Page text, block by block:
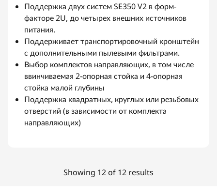
Поддержка двух систем SE350 V2 в форм-
факторе 2U, до четырех внешних источников
питания.
Поддерживает транспортировочный кронштейн
с дополнительными пылевыми фильтрами.
Выбор комплектов направляющих, в том числе
ввинчиваемая 2-опорная стойка и 4-опорная
стойка малой глубины
Поддержка квадратных, круглых или резьбовых
отверстий (в зависимости от комплекта
направляющих)
Showing 12 of 12 results